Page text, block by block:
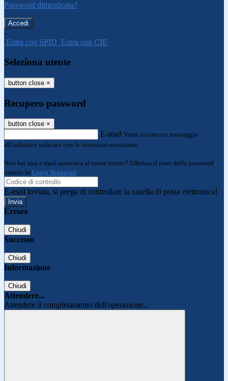
Password dimenticata?
-
Entra con SPID Entra con CIE
Seleziona utente
button close ×
Recupero password
button close ×
E-mail Verrà inviato un messaggio
all'indirizzo indicato con le istruzioni necessarie.
Non hai una e-mail associata al nome utente? Effettua il reset della password
tramite la Login Spaggiari
E-mail inviata, si prega di controllare la casella di posta elettronica!
Errore
Chiudi
Successo
Chiudi
Informazione
Chiudi
Attendere...
Attendere il completamento dell'operazione...